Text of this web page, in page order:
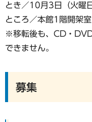
とき／10月3日（火曜
ところ／本館1階開架
※移転後も、CD・
できません。
募集